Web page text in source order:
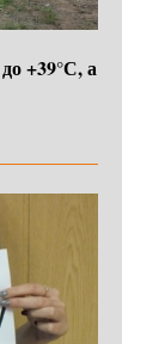
+39°С, а